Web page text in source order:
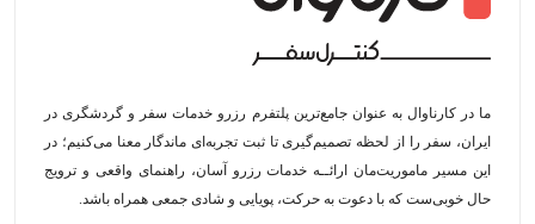
ما در کارناوال به عنوان جامع‌ترین پلتفرم رزرو خدمات سفر و گردشگری در
ایران، سفر را از لحظه‌ تصمیم‌گیری تا ثبت تجربه‌ای ماندگار معنا می‌کنیم؛ در
این مسیر‍ ماموریت‌مان اراﺋــﻪ خدمات رزرو آسان، راهنمای واقعی و ترویج
حال خوبی‌ست که با دعوت به حرکت، پویایی و شادی جمعی همراه باشد.